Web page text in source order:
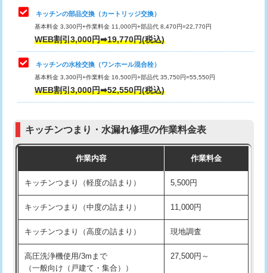
給水管工事※（塩ビ管（VP・HI）使
用/3ｍまで)
給水管工事※（塩ビ管（VP・HI）使
用（追加）/3ｍ超え)
給水管工事※（ライニング鋼管・銅
管・ポリ管・HT管使用/3ｍまで)
44,000円
管・ポリ管・HT管使用/3ｍ超え)
排水管工事（土の掘削・埋め戻し作
11,000円~
排水管工事（排水管工事/3ｍまで） 55,000円
排水管工事（追加 排水管工事/3ｍ超
+11,000円
マス交換（土の掘削・埋め戻し作業）
理・調整・分解・加工など（中作業）
止水・漏水調査・防水処理・清掃・修
理・調整・分解・加工など（重作業）
33,000円
お風呂タンク脱着
その他部品の脱着
式・ワンホール）)
交換・取付(排水栓・排水トラップ
22,000円+材料費
キッチンの部品交換（カートリッジ交換）
基本料金 3,300円+作業料金 11,000円+部品代 8,470円=22,770円
WEB割引3,000円➡19,770円(税込)
キッチンの水栓交換（ワンホール混合栓）
基本料金 3,300円+作業料金 16,500円+部品代 35,750円=55,550円
WEB割引3,000円➡52,550円(税込)
キッチンつまり・水漏れ修理の作業料金表
作業内容 作業料金
キッチンつまり（軽度の詰まり） 5,500円
キッチンつまり（中度の詰まり） 11,000円
キッチンつまり（高度の詰まり） 現地調査
高圧洗浄機使用/3mまで
（一般向け（戸建て・集合））
27,500円～